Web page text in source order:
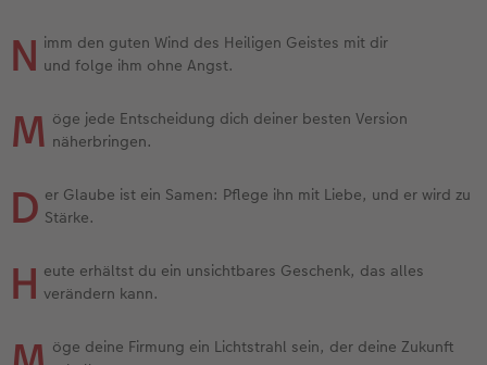
N imm den guten Wind des Heiligen Geistes mit dir
und folge ihm ohne Angst.
M öge jede Entscheidung dich deiner besten Version
näherbringen.
D er Glaube ist ein Samen: Pflege ihn mit Liebe, und er wird zu
Stärke.
H eute erhältst du ein unsichtbares Geschenk, das alles
verändern kann.
öge deine Firmung ein Lichtstrahl sein, der deine Zukunft